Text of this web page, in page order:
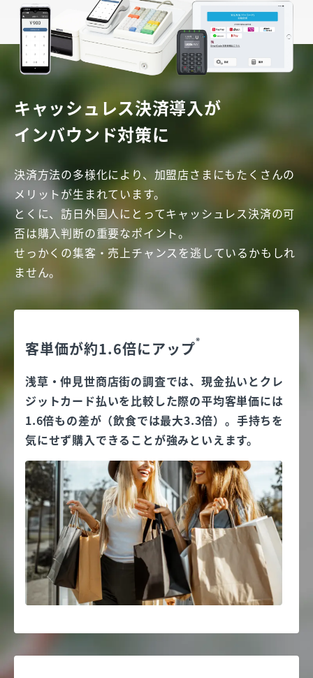
キャッシュレス決済導入が
インバウンド対策に
決済方法の多様化により、加盟店さまにもたくさんの
メリットが生まれています。
とくに、訪日外国人にとってキャッシュレス決済の可
否は購入判断の重要なポイント。
せっかくの集客・売上チャンスを逃しているかもしれ
ません。
客単価が約1.6倍にアップ※
浅草・仲見世商店街の調査では、現金払いとクレ
ジットカード払いを比較した際の平均客単価には
1.6倍もの差が（飲食では最大3.3倍）。手持ちを
気にせず購入できることが強みといえます。